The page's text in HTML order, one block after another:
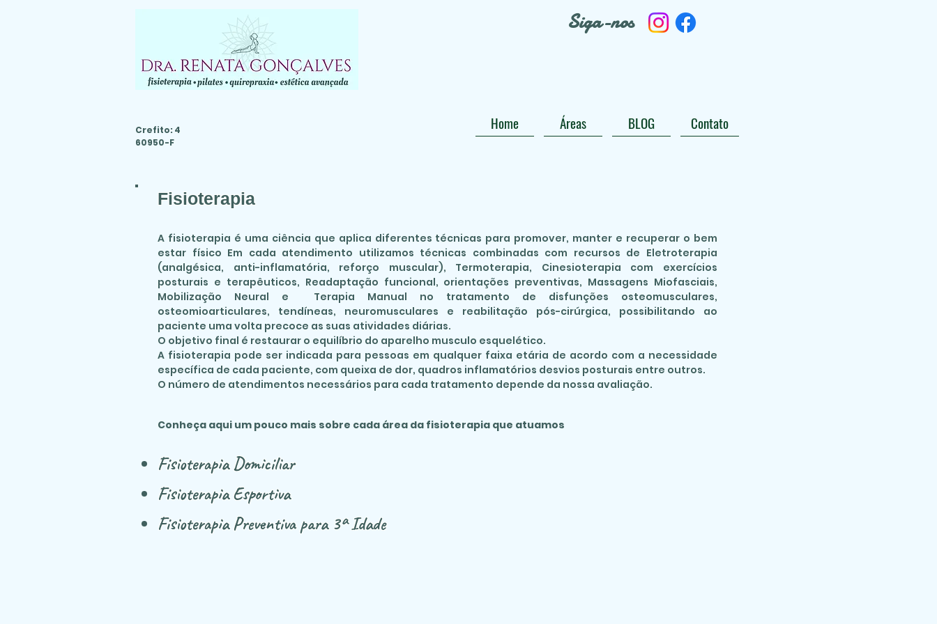
Crefito: 4
60950-F
Siga-nos
Home Áreas BLOG Contato
Fisioterapia
A fisioterapia é uma ciência que aplica diferentes técnicas para promover, manter e recuperar o bem
estar físico Em cada atendimento utilizamos técnicas combinadas com recursos de Eletroterapia
(analgésica, anti-inflamatória, reforço muscular), Termoterapia, Cinesioterapia com exercícios
posturais e terapêuticos, Readaptação funcional, orientações preventivas, Massagens Miofasciais,
Mobilização Neural e Terapia Manual no tratamento de disfunções osteomusculares,
osteomioarticulares, tendíneas, neuromusculares e reabilitação pós-cirúrgica, possibilitando ao
paciente uma volta precoce as suas atividades diárias.
O objetivo final é restaurar o equilíbrio do aparelho musculo esquelético.
A fisioterapia pode ser indicada para pessoas em qualquer faixa etária de acordo com a necessidade
específica de cada paciente, com queixa de dor, quadros inflamatórios desvios posturais entre outros.
O número de atendimentos necessários para cada tratamento depende da nossa avaliação.
Conheça aqui um pouco mais sobre cada área da fisioterapia que atuamos
Fisioterapia Domiciliar
Fisioterapia Esportiva
Fisioterapia Preventiva para 3ª Idade